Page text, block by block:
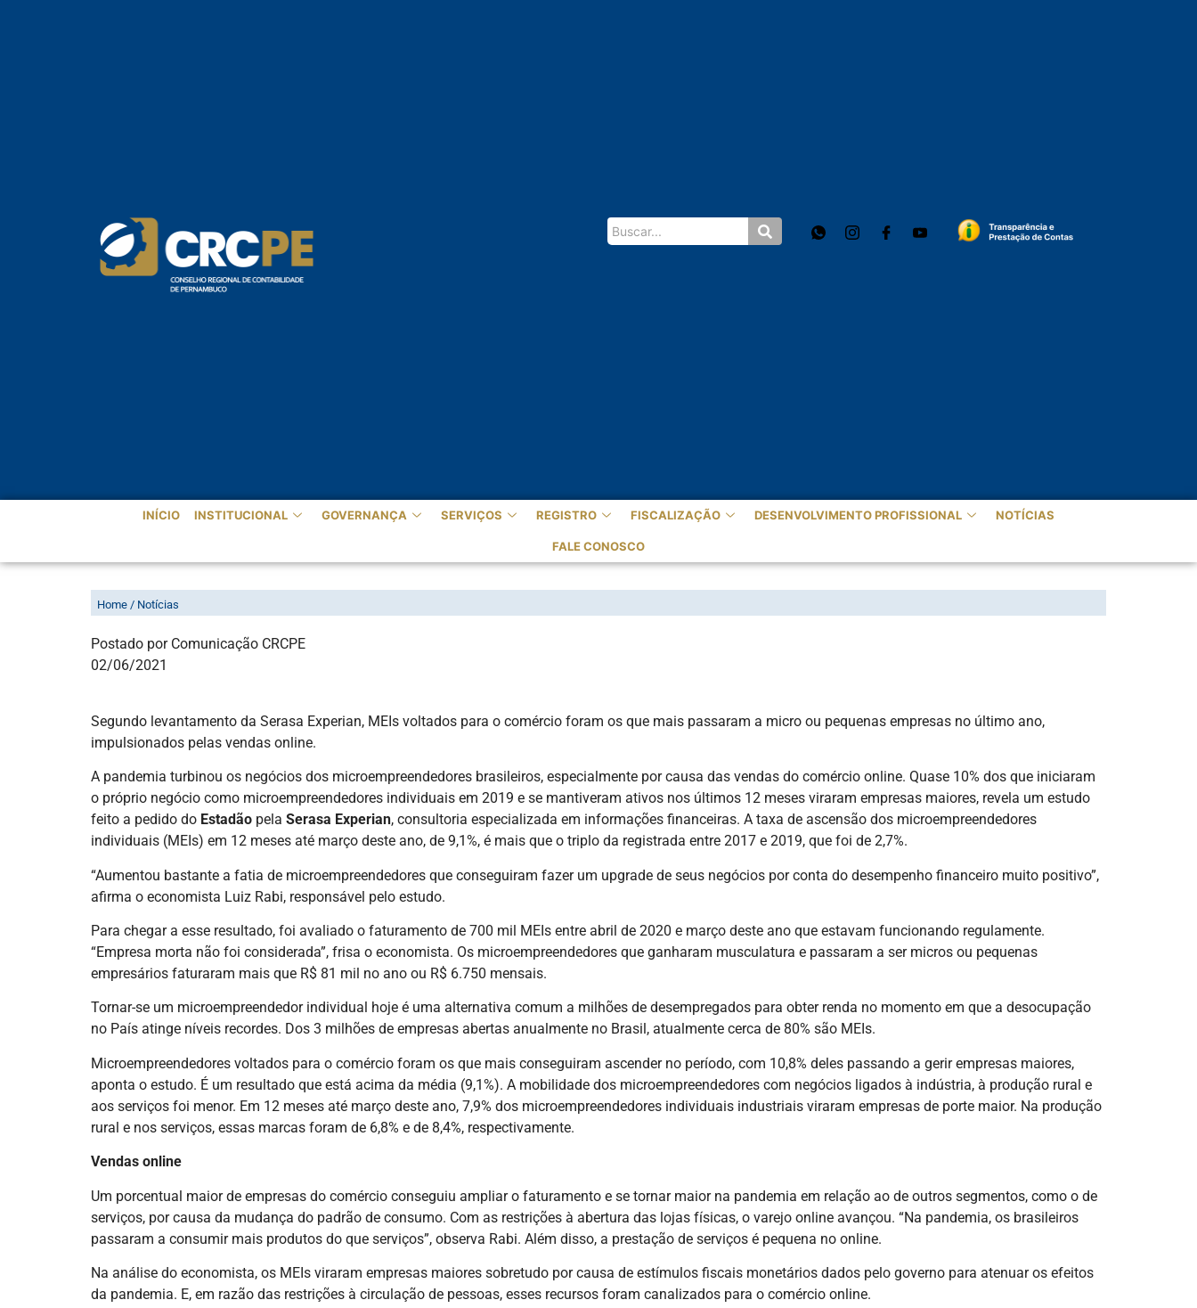
INÍCIO INSTITUCIONAL GOVERNANÇA SERVIÇOS REGISTRO FISCALIZAÇÃO DESENVOLVIMENTO PROFISSIONAL NOTÍCIAS
FALE CONOSCO
QUASE 10% DOS MICROEMPREENDEDORES VIRARAM EMPRESAS MAIORES COM A PANDEMIA
Home / Notícias
Postado por Comunicação CRCPE
02/06/2021
Segundo levantamento da Serasa Experian, MEIs voltados para o comércio foram os que mais passaram a micro ou pequenas empresas no último ano,
impulsionados pelas vendas online.
A pandemia turbinou os negócios dos microempreendedores brasileiros, especialmente por causa das vendas do comércio online. Quase 10% dos que iniciaram
o próprio negócio como microempreendedores individuais em 2019 e se mantiveram ativos nos últimos 12 meses viraram empresas maiores, revela um estudo
feito a pedido do Estadão pela Serasa Experian, consultoria especializada em informações financeiras. A taxa de ascensão dos microempreendedores
individuais (MEIs) em 12 meses até março deste ano, de 9,1%, é mais que o triplo da registrada entre 2017 e 2019, que foi de 2,7%.
“Aumentou bastante a fatia de microempreendedores que conseguiram fazer um upgrade de seus negócios por conta do desempenho financeiro muito positivo”,
afirma o economista Luiz Rabi, responsável pelo estudo.
Para chegar a esse resultado, foi avaliado o faturamento de 700 mil MEIs entre abril de 2020 e março deste ano que estavam funcionando regulamente.
“Empresa morta não foi considerada”, frisa o economista. Os microempreendedores que ganharam musculatura e passaram a ser micros ou pequenas
empresários faturaram mais que R$ 81 mil no ano ou R$ 6.750 mensais.
Tornar-se um microempreendedor individual hoje é uma alternativa comum a milhões de desempregados para obter renda no momento em que a desocupação
no País atinge níveis recordes. Dos 3 milhões de empresas abertas anualmente no Brasil, atualmente cerca de 80% são MEIs.
Microempreendedores voltados para o comércio foram os que mais conseguiram ascender no período, com 10,8% deles passando a gerir empresas maiores,
aponta o estudo. É um resultado que está acima da média (9,1%). A mobilidade dos microempreendedores com negócios ligados à indústria, à produção rural e
aos serviços foi menor. Em 12 meses até março deste ano, 7,9% dos microempreendedores individuais industriais viraram empresas de porte maior. Na produção
rural e nos serviços, essas marcas foram de 6,8% e de 8,4%, respectivamente.
Vendas online
Um porcentual maior de empresas do comércio conseguiu ampliar o faturamento e se tornar maior na pandemia em relação ao de outros segmentos, como o de
serviços, por causa da mudança do padrão de consumo. Com as restrições à abertura das lojas físicas, o varejo online avançou. “Na pandemia, os brasileiros
passaram a consumir mais produtos do que serviços”, observa Rabi. Além disso, a prestação de serviços é pequena no online.
Na análise do economista, os MEIs viraram empresas maiores sobretudo por causa de estímulos fiscais monetários dados pelo governo para atenuar os efeitos
da pandemia. E, em razão das restrições à circulação de pessoas, esses recursos foram canalizados para o comércio online.